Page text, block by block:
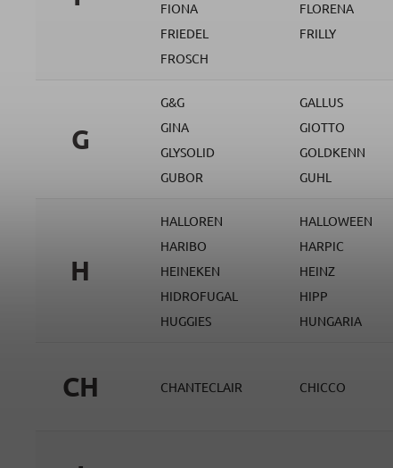
FIONA
FLORENA
FRIEDEL
FRILLY
FROSCH
G
G&G GALLUS
GINA
GIOTTO
GLYSOLID
GOLDKENN
GUBOR
GUHL
H
HALLOREN HALLOWEEN
HARIBO
HARPIC
HEINEKEN
HEINZ
HIDROFUGAL
HIPP
HUGGIES
HUNGARIA
CH CHANTECLAIR CHICCO